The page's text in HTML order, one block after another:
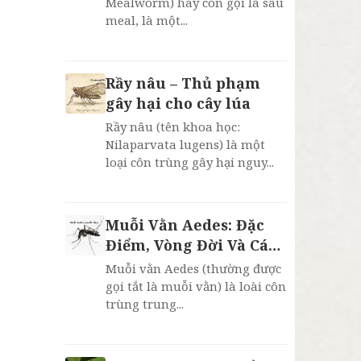
meal, là một...
Rầy nâu – Thủ phạm
gây hại cho cây lúa
Rầy nâu (tên khoa học:
Nilaparvata lugens) là một
loại côn trùng gây hại nguy...
Muỗi Vằn Aedes: Đặc
Điểm, Vòng Đời Và Cách
Phòng Chống Sốt Xuất
Huyết
Muỗi vằn Aedes (thường được
gọi tắt là muỗi vằn) là loài côn
trùng trung...